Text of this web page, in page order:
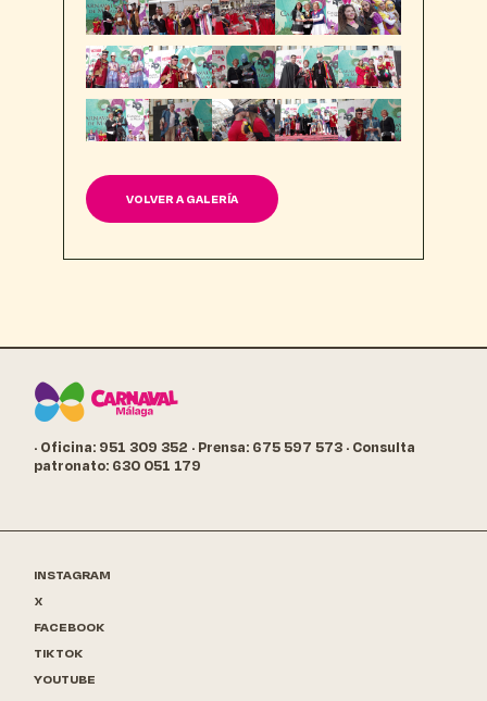
VOLVER A GALERÍA
· Oficina: 951 309 352 · Prensa: 675 597 573 · Consulta
patronato: 630 051 179
INSTAGRAM
X
FACEBOOK
TIKTOK
YOUTUBE